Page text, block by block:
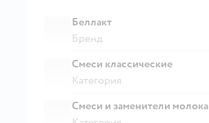
Беллакт
Бренд
Смеси классические
Категория
Смеси и заменители молока